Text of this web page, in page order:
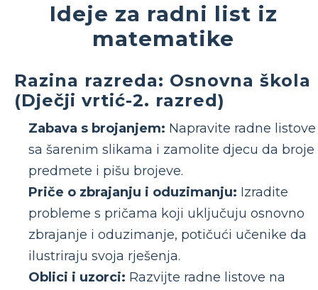
Ideje za radni list iz
matematike
Razina razreda: Osnovna škola
(Dječji vrtić-2. razred)
Zabava s brojanjem: Napravite radne listove
sa šarenim slikama i zamolite djecu da broje
predmete i pišu brojeve.
Priče o zbrajanju i oduzimanju: Izradite
probleme s pričama koji uključuju osnovno
zbrajanje i oduzimanje, potičući učenike da
ilustriraju svoja rješenja.
Oblici i uzorci: Razvijte radne listove na